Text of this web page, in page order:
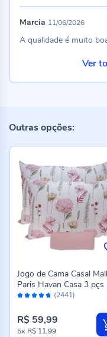
Marcia 11/06/2026
A qualidade é muito
Ver
Outras opções:
Avaliação: (2441)
Jogo de Cama Casal
Paris Havan Casa 3 pçs
Jardim Rosa Suave
R$ 59,99
5x R$ 11,99